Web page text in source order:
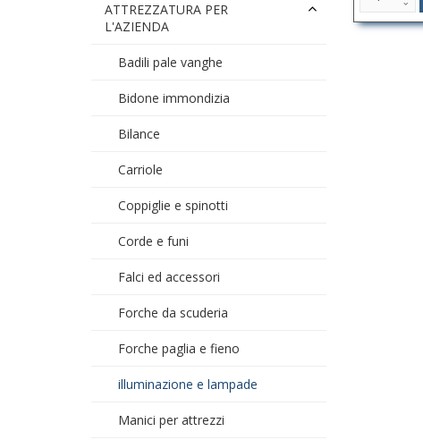
ATTREZZATURA PER
L'AZIENDA
Badili pale vanghe
Bidone immondizia
Bilance
Carriole
Coppiglie e spinotti
Corde e funi
Falci ed accessori
Forche da scuderia
Forche paglia e fieno
illuminazione e lampade
Manici per attrezzi